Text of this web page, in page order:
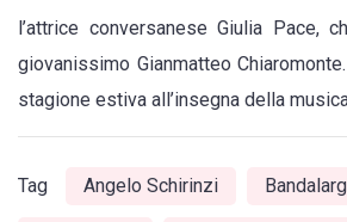
l’attrice conversanese Giulia Pace,
giovanissimo Gianmatteo
stagione estiva all’insegna della
Tag Angelo Schirinzi